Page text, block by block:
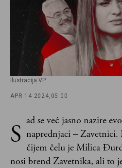
Ilustracija VP
APR 14 2024, 05:00
S ad se već jasno nazire
naprednjaci –
čijem čelu je Milica
nosi brend Zavetnika, ali to